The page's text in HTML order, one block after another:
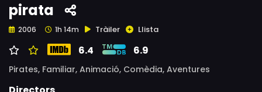
pirata
2006 1h 14m Tràiler Llista
6.4 6.9
Pirates, Familiar, Animació, Comèdia, Aventures